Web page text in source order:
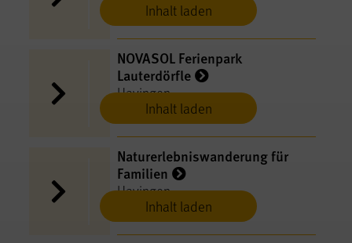
Inhalt laden
Inhalt laden
NOVASOL Ferienpark
Lauterdörfle
Hayingen
Inhalt laden
Naturerlebniswanderung für
Familien
Hayingen